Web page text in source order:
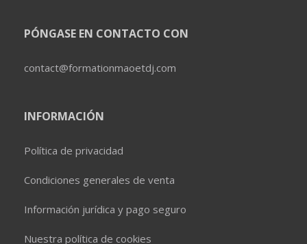
PÓNGASE EN CONTACTO CON
contact@formationmaoetdj.com
INFORMACIÓN
Política de privacidad
Condiciones generales de venta
Información jurídica y pago seguro
Nuestra política de cookies